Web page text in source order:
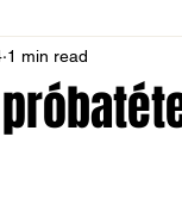
Sportlövő hírek
1 min read